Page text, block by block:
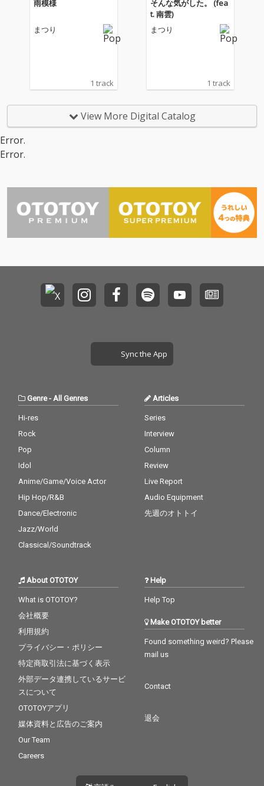
雨模様
まつり
1 track
そんな気がした。 (fea
t. 南雲)
まつり
1 track
View More Digital Catalog
Error.
Error.
Sync the App
Genre-All Genres
Hi-res
Rock
Pop
Idol
Anime/Game/Voice Actor
Hip Hop/R&B
Dance/Electronic
Jazz/World
Classical/Soundtrack
Articles
Series
Interview
Column
Review
Live Report
Audio Equipment
先週のオトトイ
About OTOTOY
What is OTOTOY?
会社概要
利用規約
プライバシー・ポリシー
特定商取引法に基づく表示
外部データ連携しているサービ
スについて
OTOTOYアプリ
媒体資料と広告のご案内
Our Team
Careers
Help
Help Top
Make OTOTOY better
Found something weird? Please
mail us
Contact
退会